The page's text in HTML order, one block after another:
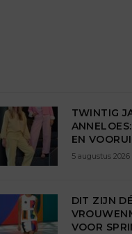
TWINTIG
EN
5 augustus 2026
DIT ZIJN
VOOR